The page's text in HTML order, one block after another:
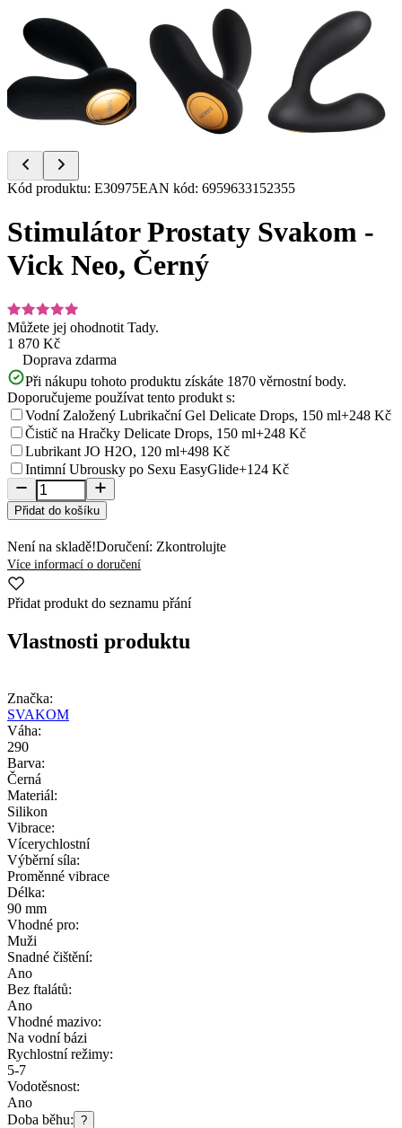
Item
of
11
Kód produktu: E30975EAN kód: 6959633152355
Stimulátor Prostaty Svakom -
Vick Neo, Černý
Můžete jej ohodnotit Tady.
1 870 Kč
Doprava zdarma
Při nákupu tohoto produktu získáte 1870 věrnostní body.
Doporučujeme používat tento produkt s:
Vodní Založený Lubrikační Gel Delicate Drops, 150 ml+248 Kč
Čistič na Hračky Delicate Drops, 150 ml+248 Kč
Lubrikant JO H2O, 120 ml+498 Kč
Intimní Ubrousky po Sexu EasyGlide+124 Kč
Přidat do košíku
Není na skladě!Doručení: Zkontrolujte
Více informací o doručení
Přidat produkt do seznamu přání
Vlastnosti produktu
Značka:
SVAKOM
Váha:
290
Barva:
Černá
Materiál:
Silikon
Vibrace:
Vícerychlostní
Výběrní síla:
Proměnné vibrace
Délka:
90 mm
Vhodné pro:
Muži
Snadné čištění:
Ano
Bez ftalátů:
Ano
Vhodné mazivo:
Na vodní bázi
Rychlostní režimy:
5-7
Vodotěsnost:
Ano
Doba běhu: ?